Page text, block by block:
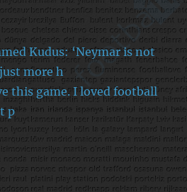
Kudus: ‘Neymar is not
more h
this game. I loved football
p